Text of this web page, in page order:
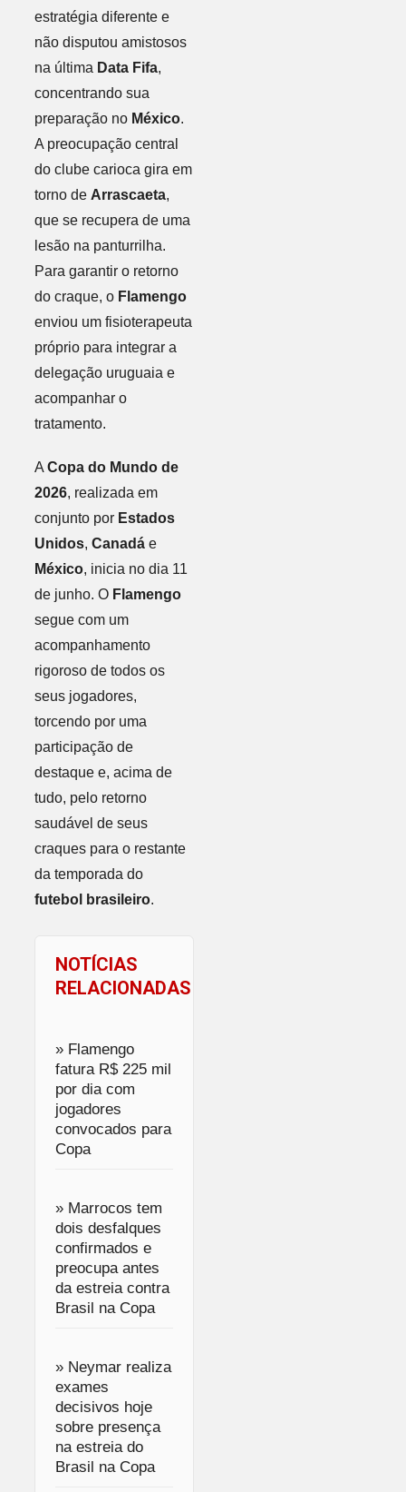
estratégia diferente e
não disputou amistosos
na última Data Fifa,
concentrando sua
preparação no México.
A preocupação central
do clube carioca gira em
torno de Arrascaeta,
que se recupera de uma
lesão na panturrilha.
Para garantir o retorno
do craque, o Flamengo
enviou um fisioterapeuta
próprio para integrar a
delegação uruguaia e
acompanhar o
tratamento.
A Copa do Mundo de
2026, realizada em
conjunto por Estados
Unidos, Canadáe
México, inicia no dia 11
de junho. O Flamengo
segue com um
acompanhamento
rigoroso de todos os
seus jogadores,
torcendo por uma
participação de
destaque e, acima de
tudo, pelo retorno
saudável de seus
craques para o restante
da temporada do
futebol brasileiro.
NOTÍCIAS
RELACIONADAS
» Flamengo
fatura R$ 225 mil
por dia com
jogadores
convocados para
Copa
» Marrocos tem
dois desfalques
confirmados e
preocupa antes
da estreia contra
Brasil na Copa
» Neymar realiza
exames
decisivos hoje
sobre presença
na estreia do
Brasil na Copa